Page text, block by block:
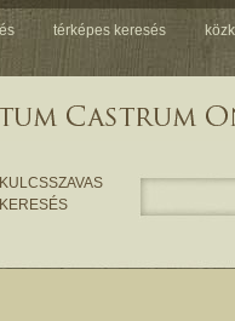
térképes keresés
KULCSSZAVAS
KERESÉS